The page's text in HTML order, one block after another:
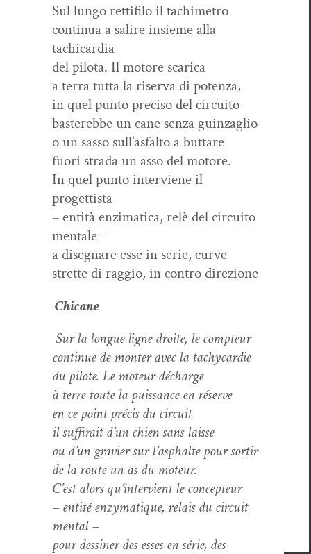
Sul lun­go ret­ti­fi­lo il tachimetro
con­tin­ua a salire insieme alla
tachicardia
del pilota. Il motore scarica
a ter­ra tut­ta la ris­er­va di potenza,
in quel pun­to pre­ciso del circuito
basterebbe un cane sen­za guinzaglio
o un sas­so sull’asfalto a buttare
fuori stra­da un asso del motore.
In quel pun­to inter­viene il
progettista
– entità enz­i­mat­i­ca, relè del cir­cuito
mentale –
a dis­eg­nare esse in serie, curve
strette di rag­gio, in con­tro direzione
Chi­cane
Sur la longue ligne droite, le compteur
con­tin­ue de mon­ter avec la tachycardie
du pilote. Le moteur décharge
à terre toute la puis­sance en réserve
en ce point pré­cis du circuit
il suf­fi­rait d’un chien sans laisse
ou d’un gravier sur l’asphalte pour sortir
de la route un as du moteur.
C’est alors qu’intervient le concepteur
– entité enzy­ma­tique, relais du cir­cuit
mental –
pour dessin­er des ess­es en série, des